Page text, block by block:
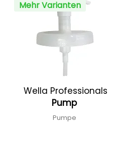
Mehr Varianten
Wella Professionals
Pump
Pumpe